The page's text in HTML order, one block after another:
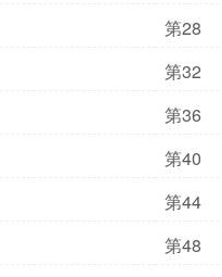
第28
第32
第36
第40
第44
第48